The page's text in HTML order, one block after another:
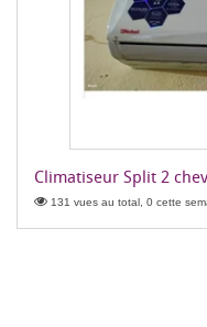
Climatiseur Split 2
131 vues au total, 0 cette